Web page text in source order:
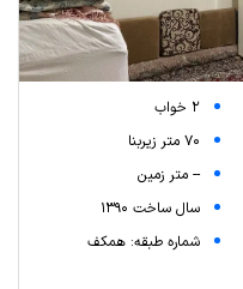
2 خواب
70 متر زیربنا
-- متر زمین
سال ساخت 1390
شماره طبقه: همکف